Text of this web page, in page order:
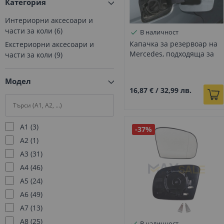
В наличност
Капачка за резервоар на
Mercedes, подходяща за
16,87 € /32,99 лв.
-37%
Категория
Интериорни аксесоари и
части за коли 6
Екстериорни аксесоари и
части за коли 9
Модел
A1
3
A2 1
A3 31
A4 46
A5 24
A6 49
A7 13
A8 25